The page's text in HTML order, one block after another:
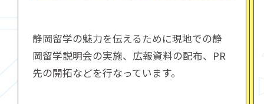
静岡留学の魅力を伝えるために現地での静
岡留学説明会の実施、広報資料の配布、PR
先の開拓などを行なっています。